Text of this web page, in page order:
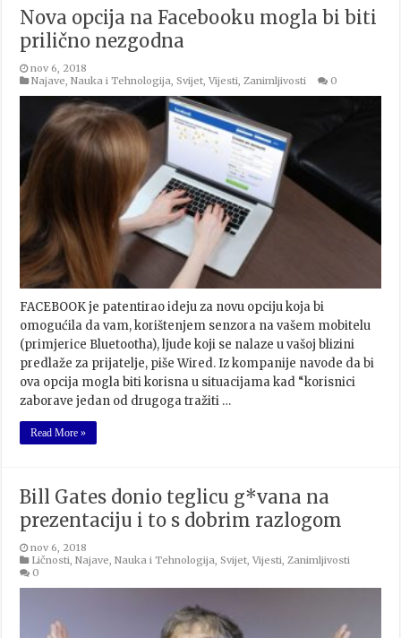
Nova opcija na Facebooku mogla bi biti
prilično nezgodna
nov 6, 2018
Najave,Nauka i Tehnologija,Svijet,Vijesti,Zanimljivosti 0
FACEBOOK je patentirao ideju za novu opciju koja bi
omogućila da vam, korištenjem senzora na vašem mobitelu
(primjerice Bluetootha), ljude koji se nalaze u vašoj blizini
predlaže za prijatelje, piše Wired. Iz kompanije navode da bi
ova opcija mogla biti korisna u situacijama kad “korisnici
zaborave jedan od drugoga tražiti …
Read More »
Bill Gates donio teglicu g*vana na
prezentaciju i to s dobrim razlogom
nov 6, 2018
Ličnosti,Najave,Nauka i Tehnologija,Svijet,Vijesti,Zanimljivosti
0